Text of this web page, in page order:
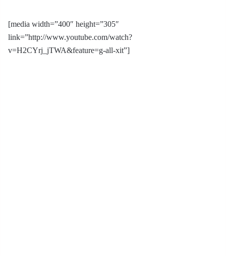
[media width=”400″ height=”305″
link=”http://www.youtube.com/watch?
v=H2CYrj_jTWA&feature=g-all-xit”]